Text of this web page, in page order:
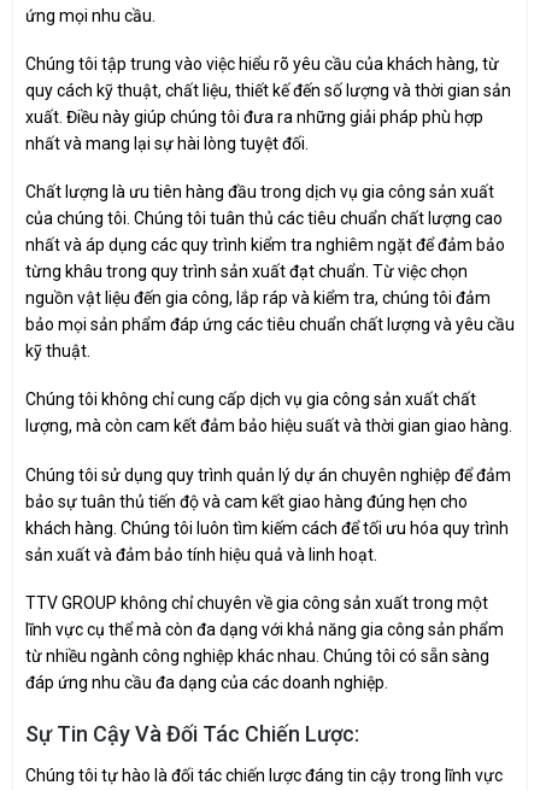
ứng mọi nhu cầu.
Chúng tôi tập trung vào việc hiểu rõ yêu cầu của khách hàng, từ
quy cách kỹ thuật, chất liệu, thiết kế đến số lượng và thời gian sản
xuất. Điều này giúp chúng tôi đưa ra những giải pháp phù hợp
nhất và mang lại sự hài lòng tuyệt đối.
Chất lượng là ưu tiên hàng đầu trong dịch vụ gia công sản xuất
của chúng tôi. Chúng tôi tuân thủ các tiêu chuẩn chất lượng cao
nhất và áp dụng các quy trình kiểm tra nghiêm ngặt để đảm bảo
từng khâu trong quy trình sản xuất đạt chuẩn. Từ việc chọn
nguồn vật liệu đến gia công, lắp ráp và kiểm tra, chúng tôi đảm
bảo mọi sản phẩm đáp ứng các tiêu chuẩn chất lượng và yêu cầu
kỹ thuật.
Chúng tôi không chỉ cung cấp dịch vụ gia công sản xuất chất
lượng, mà còn cam kết đảm bảo hiệu suất và thời gian giao hàng.
Chúng tôi sử dụng quy trình quản lý dự án chuyên nghiệp để đảm
bảo sự tuân thủ tiến độ và cam kết giao hàng đúng hẹn cho
khách hàng. Chúng tôi luôn tìm kiếm cách để tối ưu hóa quy trình
sản xuất và đảm bảo tính hiệu quả và linh hoạt.
TTV GROUP không chỉ chuyên về gia công sản xuất trong một
lĩnh vực cụ thể mà còn đa dạng với khả năng gia công sản phẩm
từ nhiều ngành công nghiệp khác nhau. Chúng tôi có sẵn sàng
đáp ứng nhu cầu đa dạng của các doanh nghiệp.
Sự Tin Cậy Và Đối Tác Chiến Lược:
Chúng tôi tự hào là đối tác chiến lược đáng tin cậy trong lĩnh vực